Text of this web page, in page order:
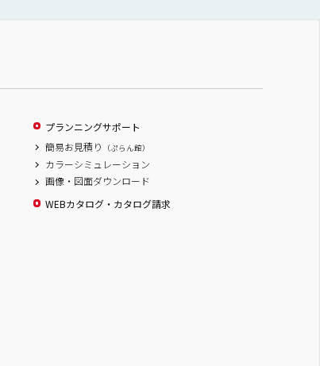
プランニングサポート
簡易お見積り
（ぷらん館）
カラーシミュレーション
画像・図面ダウンロード
WEBカタログ・カタログ請求